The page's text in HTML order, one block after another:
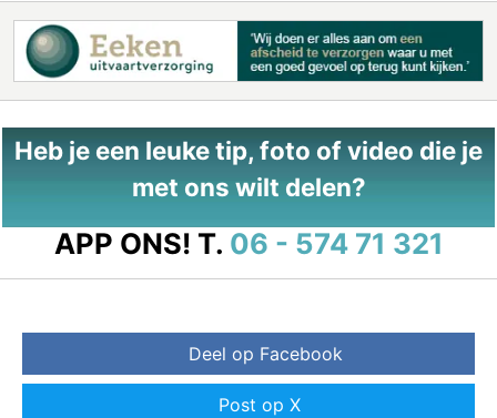
Heb je een leuke tip, foto of video die je
met ons wilt delen?
APP ONS! T. 06 - 574 71 321
Deel op Facebook
Post op X